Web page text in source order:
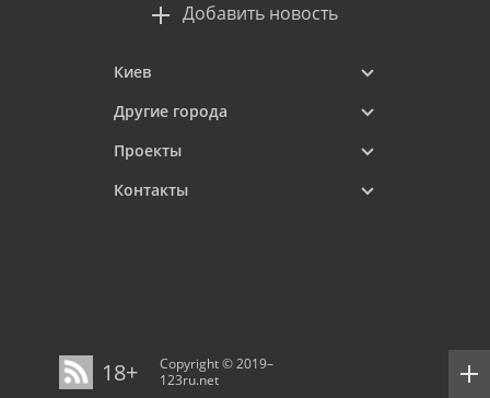
Добавить новость
Киев
Другие города
Проекты
Контакты
18+
Copyright © 2019–
123ru.net